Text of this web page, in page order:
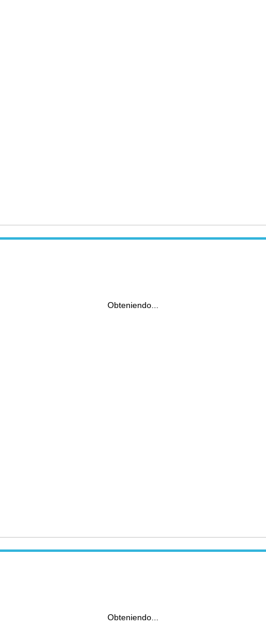
Obteniendo...
Obteniendo...